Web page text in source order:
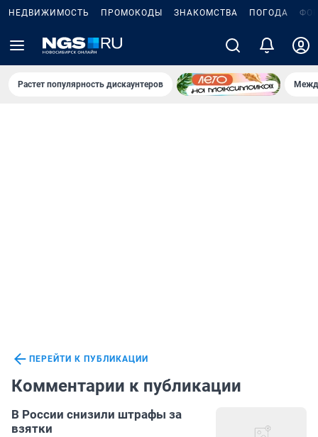
НЕДВИЖИМОСТЬ ПРОМОКОДЫ ЗНАКОМСТВА ПОГОДА
Растет популярность дискаунтеров
ПЕРЕЙТИ К ПУБЛИКАЦИИ
Комментарии к публикации
В России снизили штрафы за
взятки